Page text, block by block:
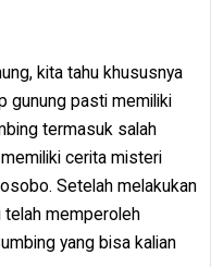
kita tahu khususnya
gunung pasti memiliki
termasuk salah
cerita misteri
Setelah melakukan
telah memperoleh
yang bisa kalian